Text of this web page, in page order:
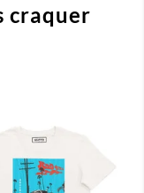
craquer